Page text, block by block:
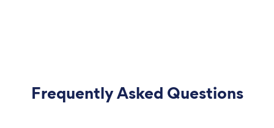
Frequently Asked Questions